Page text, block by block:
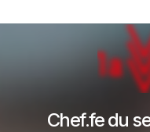
Chef.fe du